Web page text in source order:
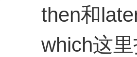
then和
which这